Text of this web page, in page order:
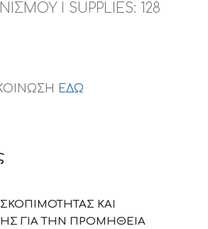
I SUPPLIES: 128
ΕΔΩ
ΚΑΙ
ΓΙΑ ΤΗΝ ΠΡΟΜΗΘΕΙΑ